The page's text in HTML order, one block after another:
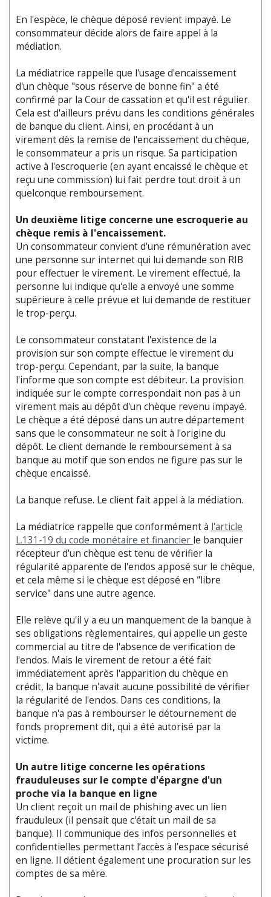
En l'espèce, le chèque déposé revient impayé. Le
consommateur décide alors de faire appel à la
médiation.
La médiatrice rappelle que l'usage d'encaissement
d'un chèque "sous réserve de bonne fin" a été
confirmé par la Cour de cassation et qu'il est régulier.
Cela est d'ailleurs prévu dans les conditions générales
de banque du client. Ainsi, en procédant à un
virement dès la remise de l'encaissement du chèque,
le consommateur a pris un risque. Sa participation
active à l'escroquerie (en ayant encaissé le chèque et
reçu une commission) lui fait perdre tout droit à un
quelconque remboursement.
Un deuxième litige concerne une escroquerie au
chèque remis à l'encaissement.
Un consommateur convient d'une rémunération avec
une personne sur internet qui lui demande son RIB
pour effectuer le virement. Le virement effectué, la
personne lui indique qu'elle a envoyé une somme
supérieure à celle prévue et lui demande de restituer
le trop-perçu.
Le consommateur constatant l'existence de la
provision sur son compte effectue le virement du
trop-perçu. Cependant, par la suite, la banque
l'informe que son compte est débiteur. La provision
indiquée sur le compte correspondait non pas à un
virement mais au dépôt d'un chèque revenu impayé.
Le chèque a été déposé dans un autre département
sans que le consommateur ne soit à l'origine du
dépôt. Le client demande le remboursement à sa
banque au motif que son endos ne figure pas sur le
chèque encaissé.
La banque refuse. Le client fait appel à la médiation.
La médiatrice rappelle que conformément à l'article
L.131-19 du code monétaire et financier le banquier
récepteur d'un chèque est tenu de vérifier la
régularité apparente de l'endos apposé sur le chèque,
et cela même si le chèque est déposé en "libre
service" dans une autre agence.
Elle relève qu'il y a eu un manquement de la banque à
ses obligations règlementaires, qui appelle un geste
commercial au titre de l'absence de verification de
l'endos. Mais le virement de retour a été fait
immédiatement après l'apparition du chèque en
crédit, la banque n'avait aucune possibilité de vérifier
la régularité de l'endos. Dans ces conditions, la
banque n'a pas à rembourser le détournement de
fonds proprement dit, qui a été autorisé par la
victime.
Un autre litige concerne les opérations
frauduleuses sur le compte d'épargne d'un
proche via la banque en ligne
Un client reçoit un mail de phishing avec un lien
frauduleux (il pensait que c'était un mail de sa
banque). Il communique des infos personnelles et
confidentielles permettant l’accès à l’espace sécurisé
en ligne. Il détient également une procuration sur les
comptes de sa mère.